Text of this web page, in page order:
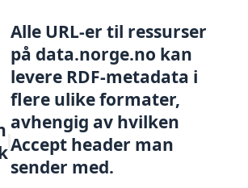
Alle URL-er til ressurser
på data.norge.no kan
levere RDF-metadata i
flere ulike formater,
avhengig av hvilken
Accept header man
sender med.